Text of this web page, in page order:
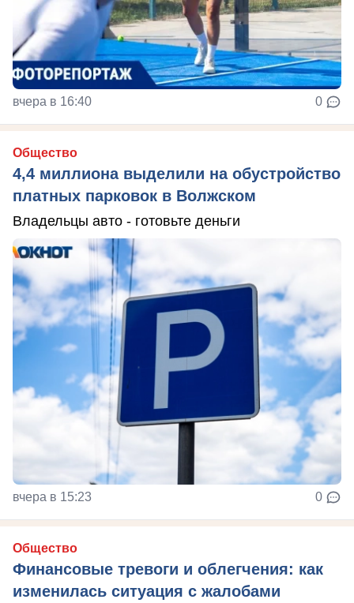
вчера в 16:40 0
Общество
4,4 миллиона выделили на обустройство
платных парковок в Волжском
Владельцы авто - готовьте деньги
вчера в 15:23 0
Общество
Финансовые тревоги и облегчения: как
изменилась ситуация с жалобами